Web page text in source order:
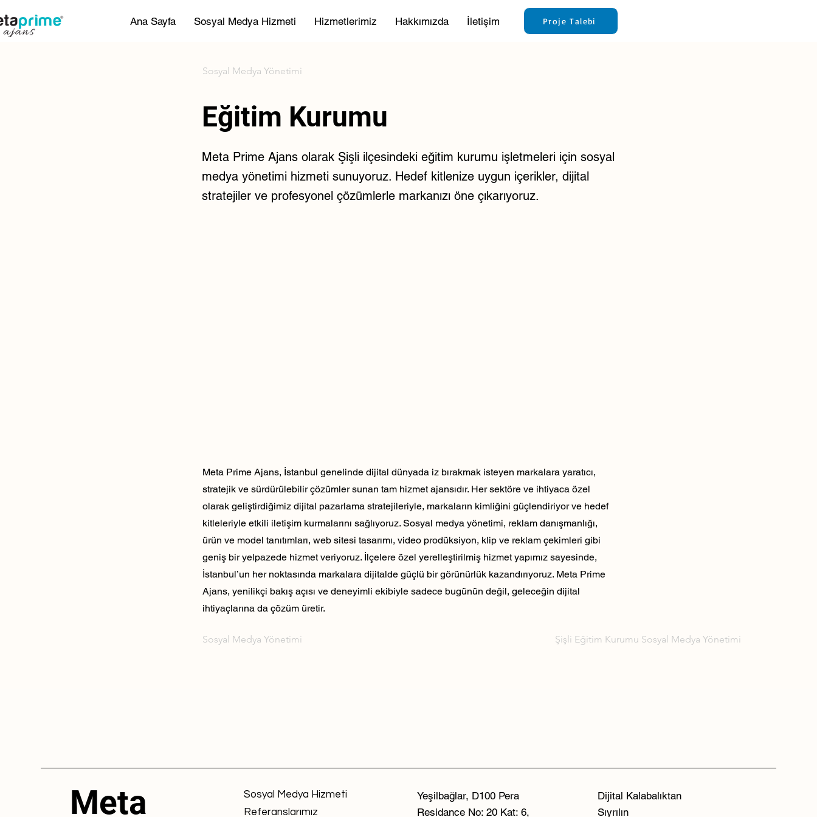
Ana Sayfa Sosyal Medya Hizmeti Hizmetlerimiz Hakkımızda İletişim Proje Talebi
Sosyal Medya Yönetimi
Eğitim Kurumu
Meta Prime Ajans olarak Şişli ilçesindeki eğitim kurumu işletmeleri için sosyal
medya yönetimi hizmeti sunuyoruz. Hedef kitlenize uygun içerikler, dijital
stratejiler ve profesyonel çözümlerle markanızı öne çıkarıyoruz.
Meta Prime Ajans, İstanbul genelinde dijital dünyada iz bırakmak isteyen markalara yaratıcı,
stratejik ve sürdürülebilir çözümler sunan tam hizmet ajansıdır. Her sektöre ve ihtiyaca özel
olarak geliştirdiğimiz dijital pazarlama stratejileriyle, markaların kimliğini güçlendiriyor ve hedef
kitleleriyle etkili iletişim kurmalarını sağlıyoruz. Sosyal medya yönetimi, reklam danışmanlığı,
ürün ve model tanıtımları, web sitesi tasarımı, video prodüksiyon, klip ve reklam çekimleri gibi
geniş bir yelpazede hizmet veriyoruz. İlçelere özel yerelleştirilmiş hizmet yapımız sayesinde,
İstanbul’un her noktasında markalara dijitalde güçlü bir görünürlük kazandırıyoruz. Meta Prime
Ajans, yenilikçi bakış açısı ve deneyimli ekibiyle sadece bugünün değil, geleceğin dijital
ihtiyaçlarına da çözüm üretir.
Sosyal Medya Yönetimi Şişli Eğitim Kurumu Sosyal Medya Yönetimi
Meta
Sosyal Medya Hizmeti
Referanslarımız
Yeşilbağlar, D100 Pera
Residance No: 20 Kat: 6,
Dijital Kalabalıktan
Sıyrılın